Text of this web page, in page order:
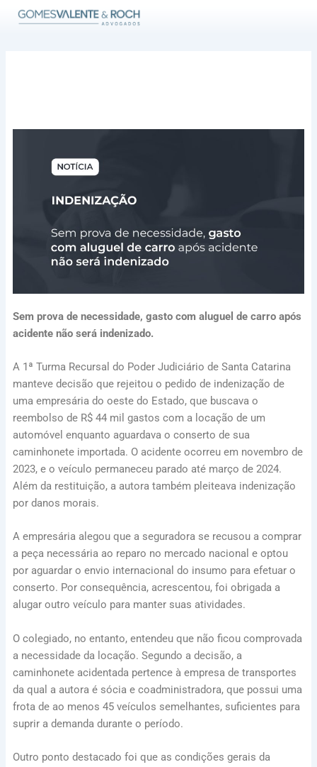
para
Sem prova de necessidade, gasto com aluguel de carro após
acidente não será indenizado.
A 1ª Turma Recursal do Poder Judiciário de Santa Catarina
manteve decisão que rejeitou o pedido de indenização de
uma empresária do oeste do Estado, que buscava o
reembolso de R$ 44 mil gastos com a locação de um
automóvel enquanto aguardava o conserto de sua
caminhonete importada. O acidente ocorreu em novembro de
2023, e o veículo permaneceu parado até março de 2024.
Além da restituição, a autora também pleiteava indenização
por danos morais.
A empresária alegou que a seguradora se recusou a comprar
a peça necessária ao reparo no mercado nacional e optou
por aguardar o envio internacional do insumo para efetuar o
conserto. Por consequência, acrescentou, foi obrigada a
alugar outro veículo para manter suas atividades.
O colegiado, no entanto, entendeu que não ficou comprovada
a necessidade da locação. Segundo a decisão, a
caminhonete acidentada pertence à empresa de transportes
da qual a autora é sócia e coadministradora, que possui uma
frota de ao menos 45 veículos semelhantes, suficientes para
suprir a demanda durante o período.
Outro ponto destacado foi que as condições gerais da